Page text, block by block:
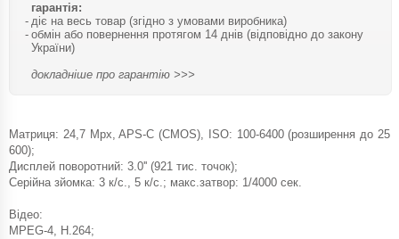
гарантія:
діє на весь товар (згідно з умовами виробника)
обмін або повернення протягом 14 днів (відповідно до закону
України)
докладніше про гарантію >>>
Матриця: 24,7 Mpx, APS-C (CMOS), ISO: 100-6400 (розширення до 25
600);
Дисплей поворотний: 3.0'' (921 тис. точок);
Серійна зйомка: 3 к/с., 5 к/с.; макс.затвор: 1/4000 сек.
Відео:
MPEG-4, H.264;